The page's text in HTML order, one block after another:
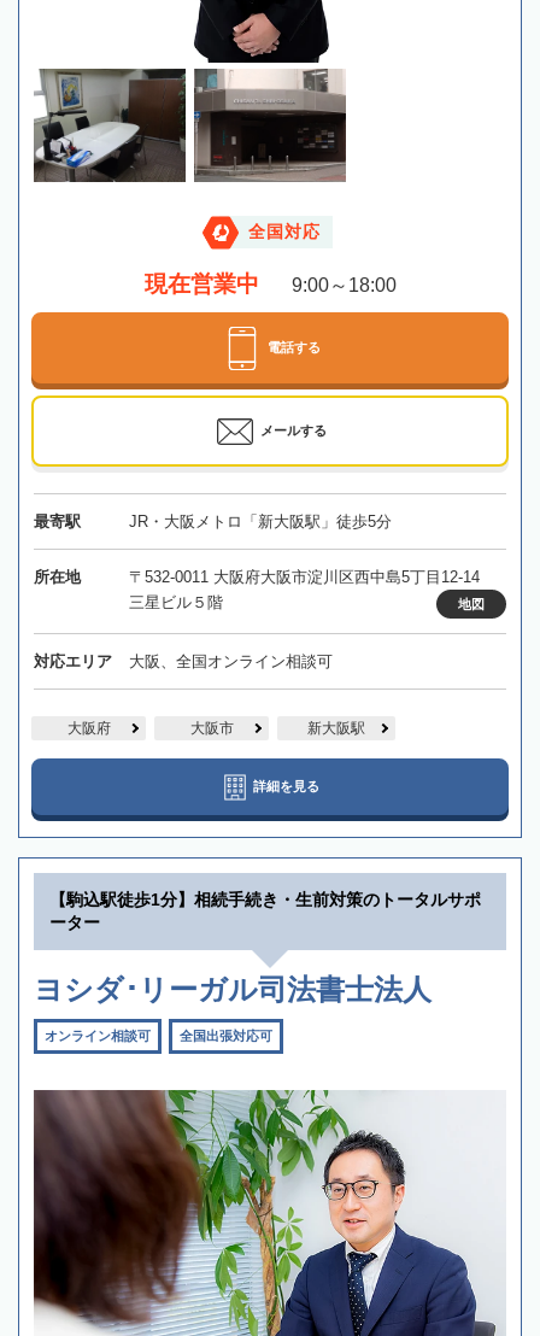
全国対応
現在営業中 9:00～18:00
電話する
メールする
最寄駅 JR・大阪メトロ「新大阪駅」徒歩5分
所在地
〒532-0011 大阪府大阪市淀川区西中島5丁目12-14
三星ビル５階
地図
対応エリア 大阪、全国オンライン相談可
大阪府 大阪市 新大阪駅
詳細を見る
【駒込駅徒歩1分】相続手続き・生前対策のトータルサポ
ーター
ヨシダ･リーガル司法書士法人
オンライン相談可 全国出張対応可